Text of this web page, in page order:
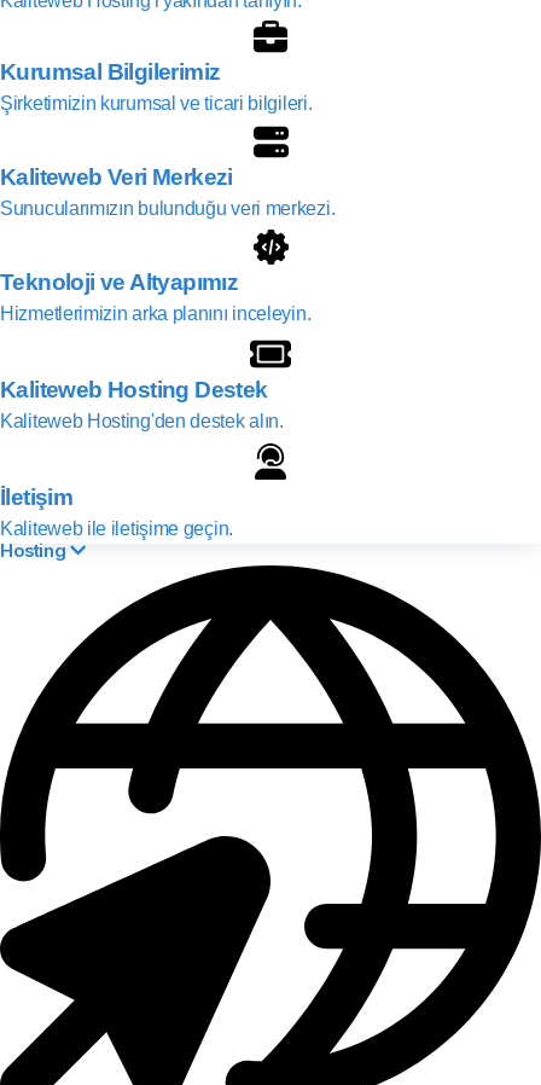
Kurumsal Bilgilerimiz
Şirketimizin kurumsal ve ticari bilgileri.
Kaliteweb Veri Merkezi
Sunucularımızın bulunduğu veri merkezi.
Teknoloji ve Altyapımız
Hizmetlerimizin arka planını inceleyin.
Kaliteweb Hosting Destek
Kaliteweb Hosting'den destek alın.
İletişim
Kaliteweb ile iletişime geçin.
Hosting